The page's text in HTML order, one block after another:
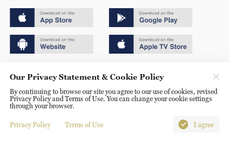
京ICP备20000184号
京公网安备 11010502050052号
Disinformation report hotline: 010-85061466
Our Privacy Statement & Cookie Policy
By continuing to browse our site you agree to our use of cookies, revised
Privacy Policy and Terms of Use. You can change your cookie settings
through your browser.
Privacy Policy Terms of Use I agree